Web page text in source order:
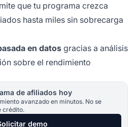
que tu programa crezca
hasta miles sin sobrecarga
en datos gracias a análisis
sobre el rendimiento
de afiliados hoy
avanzado en minutos. No se
crédito.
demo